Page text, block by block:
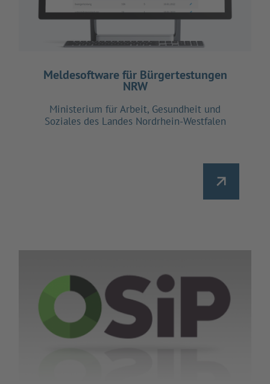
Meldesoftware für Bürgertestungen
NRW
Ministerium für Arbeit, Gesundheit und
Soziales des Landes Nordrhein-Westfalen